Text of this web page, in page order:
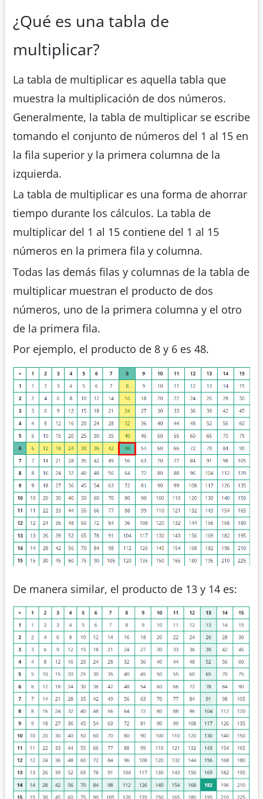
¿Qué es una tabla de
multiplicar?
La tabla de multiplicar es aquella tabla que
muestra la multiplicación de dos números.
Generalmente, la tabla de multiplicar se escribe
tomando el conjunto de números del 1 al 15 en
la fila superior y la primera columna de la
izquierda.
La tabla de multiplicar es una forma de ahorrar
tiempo durante los cálculos. La tabla de
multiplicar del 1 al 15 contiene del 1 al 15
números en la primera fila y columna.
Todas las demás filas y columnas de la tabla de
multiplicar muestran el producto de dos
números, uno de la primera columna y el otro
de la primera fila.
Por ejemplo, el producto de 8 y 6 es 48.
De manera similar, el producto de 13 y 14 es: